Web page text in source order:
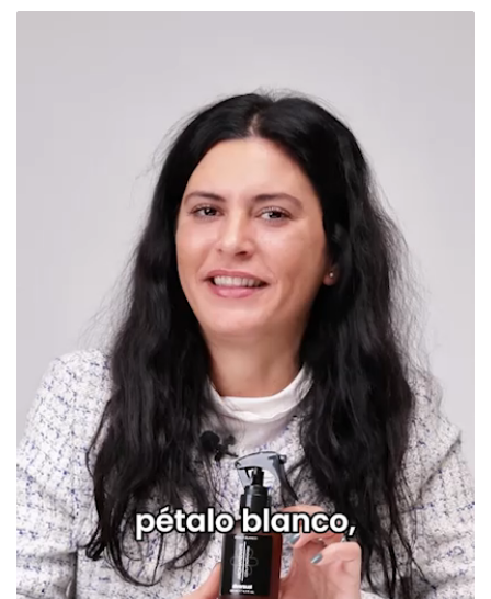
Instrucciones de Spray de Cama con
Las instrucciones de Spray de Cama con Feromonas junto con
recomendaciones e inspiración para disfrutarlo están
. Puedes consultarlas en cualquier momento desde
3 clientes han opinado sobre este producto
En la sección de opiniones puedes ver 3 opiniones
que hablan sobre este
producto. Todas las opiniones que recibimos de los artículos que
ofrecemos son reales y están verificadas. Para nosotros este gesto es muy
importante, y nos ayuda a mejorar y ofrecer un mejor servicio al resto de
usuarios.